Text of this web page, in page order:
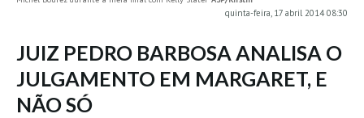
Viana do Castelo HD
Viana Pontão HD
Ofir
quinta-feira, 17 abril 2014 08:30
JUIZ PEDRO BARBOSA ANALISA O
JULGAMENTO EM MARGARET, E
NÃO SÓ